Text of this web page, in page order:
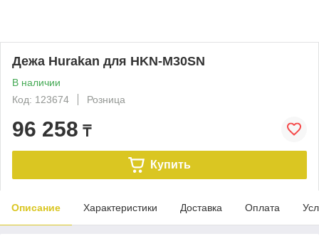
Дежа Hurakan для HKN-M30SN
В наличии
Код: 123674
Розница
96 258 ₸
Купить
Описание Характеристики Доставка Оплата